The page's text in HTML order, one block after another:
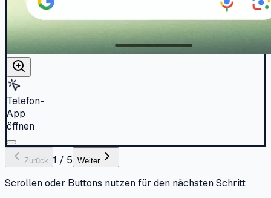
Telefon-
App
öffnen
Zurück 1 / 5 Weiter
Scrollen oder Buttons nutzen für den nächsten Schritt